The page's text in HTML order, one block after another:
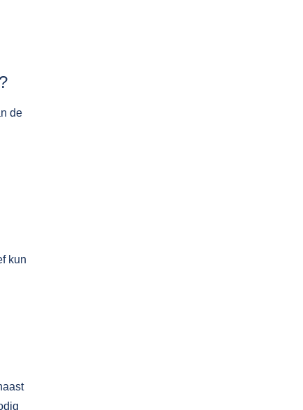
de
kun